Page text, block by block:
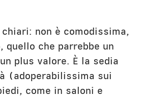
non è comodissima,
quello che parrebbe un
plus valore. È la sedia
(adoperabilissima sui
come in saloni e